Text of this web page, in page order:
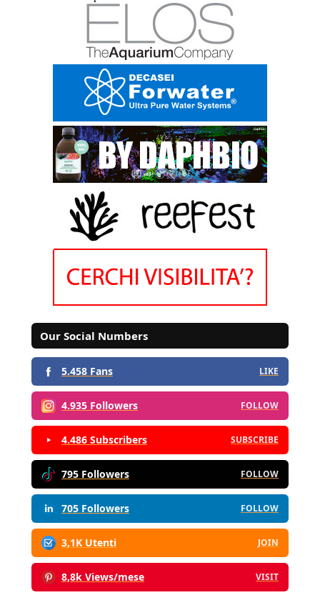
Our Social Numbers
5.458 Fans LIKE
4.935 Followers FOLLOW
4.486 Subscribers SUBSCRIBE
795 Followers FOLLOW
705 Followers FOLLOW
3,1K Utenti JOIN
8,8k Views/mese VISIT